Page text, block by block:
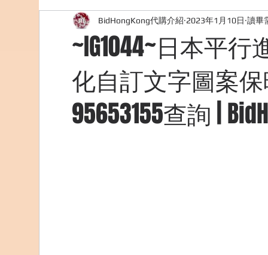
外國購物網站介紹 ABOUT ME ABOUT
美食團購 購物 台灣代購網站
~IG1044~日本平
化自訂文字圖案保
95653155查詢 |
BidHongKong代購介紹 2023年1月10日 讀畢